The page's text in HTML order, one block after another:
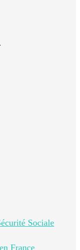
Sociale
France